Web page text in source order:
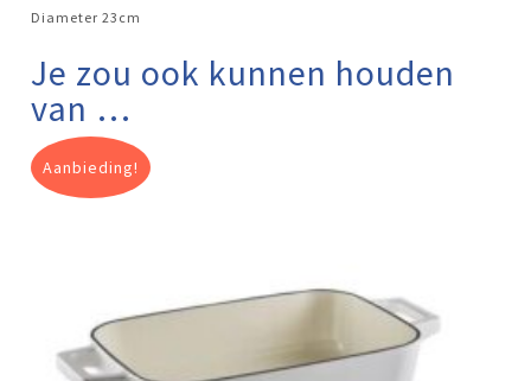
Diameter 23cm
Je zou ook kunnen houden
van …
Aanbieding!